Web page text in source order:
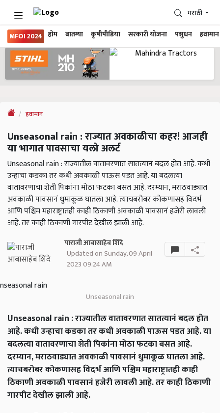
MFOI 2024 होम बातम्या कृषीपीडिया सरकारी योजना पशुधन हवामान
मराठी
हवामान
Unseasonal rain : राज्यात अवकाळीचा कहर! आजही
या भागात पावसाचा यलो अलर्ट
Unseasonal rain : राज्यातील वातावरणात सातत्यानं बदल होत आहे. कधी
उन्हाचा कडका तर कधी अवकाळी पाऊस पडत आहे. या बदलत्या
वातावरणाचा शेती पिकांना मोठा फटका बसत आहे. दरम्यान, मराठवाड्यात
अवकाळी पावसानं धुमाकूळ घातला आहे. त्याचबरोबर कोकणासह विदर्भ
आणि पश्चिम महाराष्ट्रातही काही ठिकाणी अवकाळी पावसानं हजेरी लावली
आहे. तर काही ठिकाणी गारपीट देखील झाली आहे.
पाराजी आबासाहेब शिंदे
Updated on Sunday, 09 April
2023 09:24 AM
Unseasonal rain
Unseasonal rain : राज्यातील वातावरणात सातत्यानं बदल होत
आहे. कधी उन्हाचा कडका तर कधी अवकाळी पाऊस पडत आहे. या
बदलत्या वातावरणाचा शेती पिकांना मोठा फटका बसत आहे.
दरम्यान, मराठवाड्यात अवकाळी पावसानं धुमाकूळ घातला आहे.
त्याचबरोबर कोकणासह विदर्भ आणि पश्चिम महाराष्ट्रातही काही
ठिकाणी अवकाळी पावसानं हजेरी लावली आहे. तर काही ठिकाणी
गारपीट देखील झाली आहे.